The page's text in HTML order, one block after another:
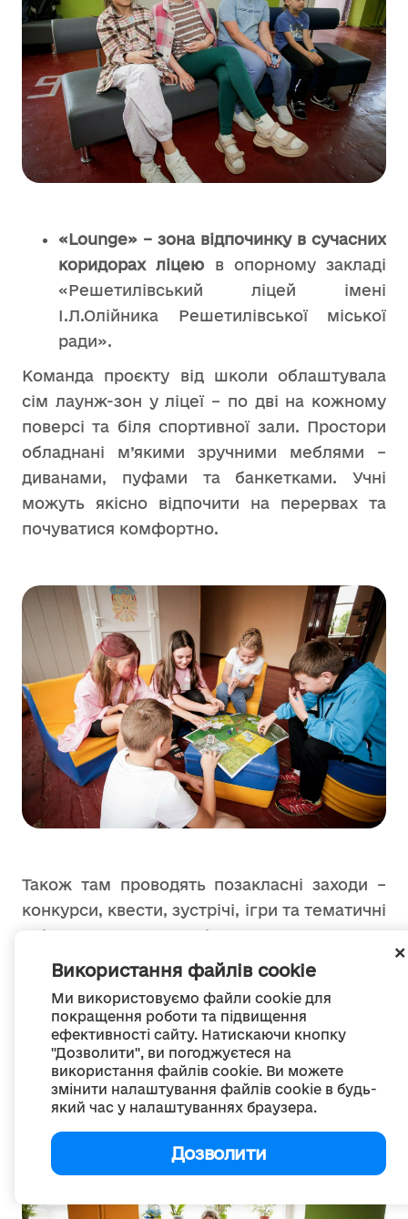
Використання файлів cookie
Ми використовуємо файли cookie для
покращення роботи та підвищення
ефективності сайту. Натискаючи кнопку
"Дозволити", ви погоджуєтеся на
використання файлів cookie. Ви можете
змінити налаштування файлів cookie в будь-
який час у налаштуваннях браузера.
Дозволити
«Lounge» – зона відпочинку в сучасних
коридорах ліцею в опорному закладі
«Решетилівський ліцей імені
І.Л.Олійника Решетилівської міської
ради».
Команда проєкту від школи облаштувала
сім лаунж-зон у ліцеї – по дві на кожному
поверсі та біля спортивної зали. Простори
обладнані м’якими зручними меблями –
диванами, пуфами та банкетками. Учні
можуть якісно відпочити на перервах та
почуватися комфортно.
Також там проводять позакласні заходи –
конкурси, квести, зустрічі, ігри та тематичні
дні з класним керівником, педагогом-
організатором і психологом. Завдяки
реалізації проєкту-переможця поліпшився
мікроклімат у ліцеї, знизився рівень
напруги та втомлюваності серед школярів,
розширилися можливості для проведення
вільного часу в комфортних умовах.